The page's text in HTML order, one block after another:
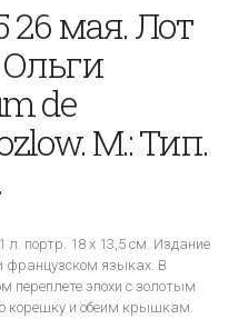
мая. Лот
de
М.: Тип.
1 л. портр. 18 х 13,5 см. Издание
французском языках. В
переплете эпохи с золотым
корешку и обеим крышкам.